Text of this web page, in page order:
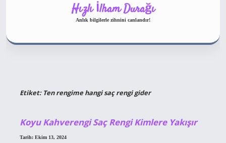
Hızlı İlham Durağı
Anlık bilgilerle zihnini canlandır!
Etiket: Ten rengime hangi saç rengi gider
Koyu Kahverengi Saç Rengi Kimlere Yakışır
Tarih: Ekim 13, 2024